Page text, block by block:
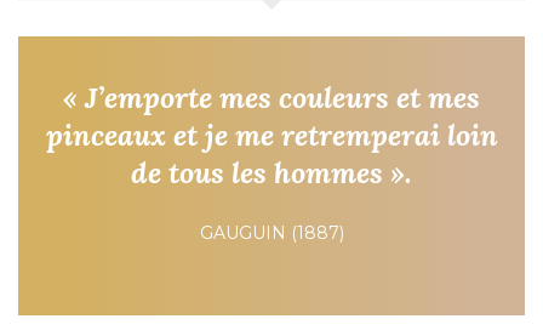
« J’emporte mes couleurs et mes
pinceaux et je me retremperai loin
de tous les hommes ».
GAUGUIN (1887)